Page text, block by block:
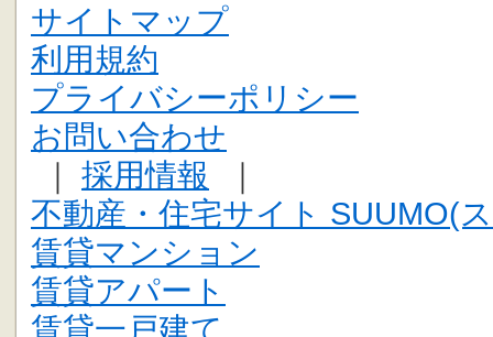
サイトマップ
利用規約
プライバシーポリシー
お問い合わせ
｜ 採用情報 ｜
不動産・住宅サイト SUUMO(
賃貸マンション
賃貸アパート
賃貸一戸建て